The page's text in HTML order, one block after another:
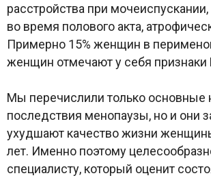
расстройства при
во время полового акта,
Примерно 15% женщин в
женщин отмечают у себя
Мы перечислили только основные
последствия менопаузы, но и они
ухудшают качество жизни
лет. Именно поэтому
специалисту, который оценит